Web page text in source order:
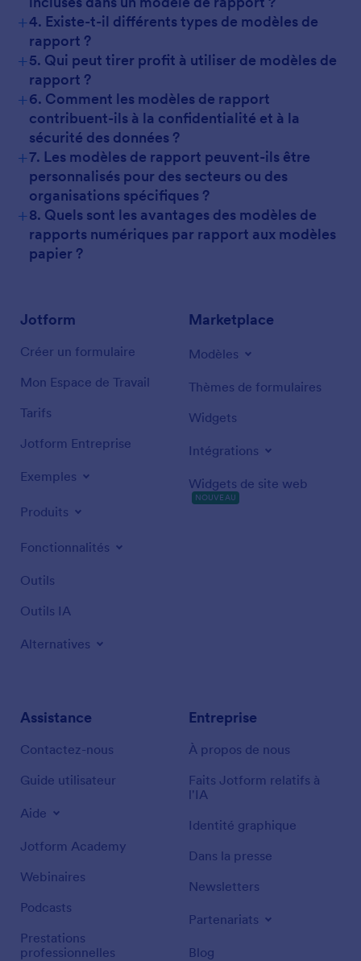
+4. Existe-t-il différents types de modèles de
rapport ?
+5. Qui peut tirer profit à utiliser de modèles de
rapport ?
+6. Comment les modèles de rapport
contribuent-ils à la confidentialité et à la
sécurité des données ?
+7. Les modèles de rapport peuvent-ils être
personnalisés pour des secteurs ou des
organisations spécifiques ?
+8. Quels sont les avantages des modèles de
rapports numériques par rapport aux modèles
papier ?
Jotform
Créer un formulaire
Mon Espace de Travail
Tarifs
Jotform Entreprise
Exemples
Produits
Fonctionnalités
Outils
Outils IA
Alternatives
Marketplace
Modèles
Thèmes de formulaires
Widgets
Intégrations
Widgets de site web
NOUVEAU
Assistance
Contactez-nous
Guide utilisateur
Aide
Jotform Academy
Webinaires
Podcasts
Prestations
professionnelles
Entreprise
À propos de nous
Faits Jotform relatifs à
l'IA
Identité graphique
Dans la presse
Newsletters
Partenariats
Blog